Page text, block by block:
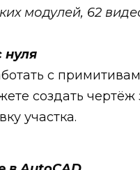
модулей, 62
нуля
с
создать чертёж
участка.